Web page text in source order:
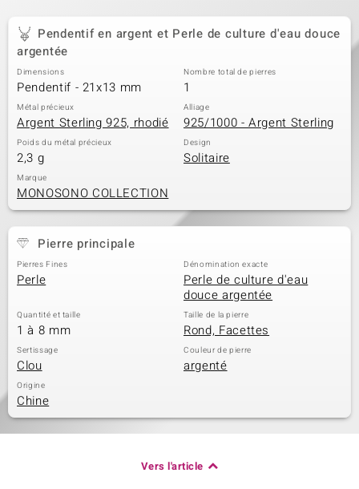
Pendentif en argent et Perle de culture d'eau douce
argentée
Dimensions
Pendentif - 21x13 mm
Nombre total de pierres
1
Métal précieux
Argent Sterling 925, rhodié
Alliage
925/1000 - Argent Sterling
Poids du métal précieux
2,3 g
Design
Solitaire
Marque
MONOSONO COLLECTION
Pierre principale
Pierres Fines
Perle
Dénomination exacte
Perle de culture d'eau
douce argentée
Quantité et taille
1 à 8 mm
Taille de la pierre
Rond, Facettes
Sertissage
Clou
Couleur de pierre
argenté
Origine
Chine
Vers l'article